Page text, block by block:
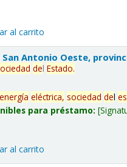
al carrito
Antonio Oeste,
delEstado.
energía eléctrica, sociedad del
para préstamo:
al carrito